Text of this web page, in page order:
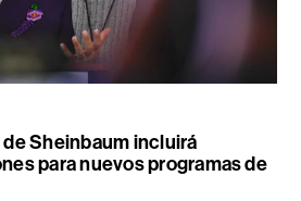
Sheinbaum incluirá
para nuevos programas de